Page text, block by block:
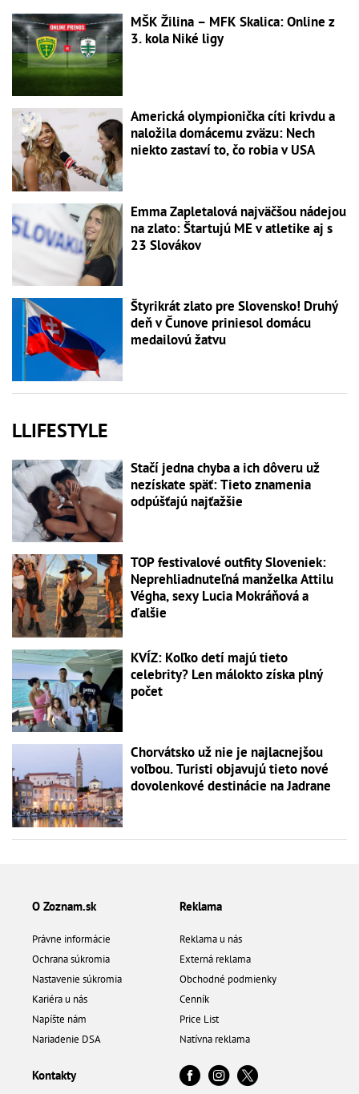
MŠK Žilina – MFK Skalica: Online z
3. kola Niké ligy
Americká olympionička cíti krivdu a
naložila domácemu zväzu: Nech
niekto zastaví to, čo robia v USA
Emma Zapletalová najväčšou nádejou
na zlato: Štartujú ME v atletike aj s
23 Slovákov
Štyrikrát zlato pre Slovensko! Druhý
deň v Čunove priniesol domácu
medailovú žatvu
LLIFESTYLE
Stačí jedna chyba a ich dôveru už
nezískate späť: Tieto znamenia
odpúšťajú najťažšie
TOP festivalové outfity Sloveniek:
Neprehliadnuteľná manželka Attilu
Végha, sexy Lucia Mokráňová a
ďalšie
KVÍZ: Koľko detí majú tieto
celebrity? Len málokto získa plný
počet
Chorvátsko už nie je najlacnejšou
voľbou. Turisti objavujú tieto nové
dovolenkové destinácie na Jadrane
O Zoznam.sk
Právne informácie
Ochrana súkromia
Nastavenie súkromia
Kariéra u nás
Napíšte nám
Nariadenie DSA
Reklama
Reklama u nás
Externá reklama
Obchodné podmienky
Cenník
Price List
Natívna reklama
Kontakty